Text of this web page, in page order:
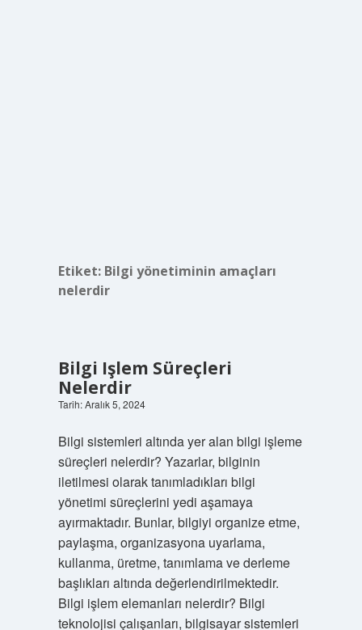
Etiket: Bilgi yönetiminin amaçları
nelerdir
Bilgi Işlem Süreçleri
Nelerdir
Tarih: Aralık 5, 2024
Bilgi sistemleri altında yer alan bilgi işleme
süreçleri nelerdir? Yazarlar, bilginin
iletilmesi olarak tanımladıkları bilgi
yönetimi süreçlerini yedi aşamaya
ayırmaktadır. Bunlar, bilgiyi organize etme,
paylaşma, organizasyona uyarlama,
kullanma, üretme, tanımlama ve derleme
başlıkları altında değerlendirilmektedir.
Bilgi işlem elemanları nelerdir? Bilgi
teknolojisi çalışanları, bilgisayar sistemleri